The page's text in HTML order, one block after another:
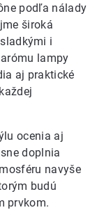
podľa nálady
široká
i
lampy
aj praktické
ocenia aj
doplnia
navyše
budú
prvkom.